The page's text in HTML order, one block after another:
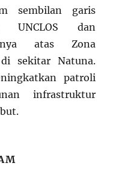
sembilan garis
UNCLOS dan
atas Zona
sekitar Natuna.
patroli
infrastruktur